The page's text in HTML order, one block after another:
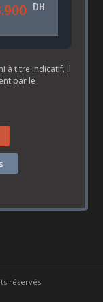
DH
à titre indicatif. Il
par le
réservés